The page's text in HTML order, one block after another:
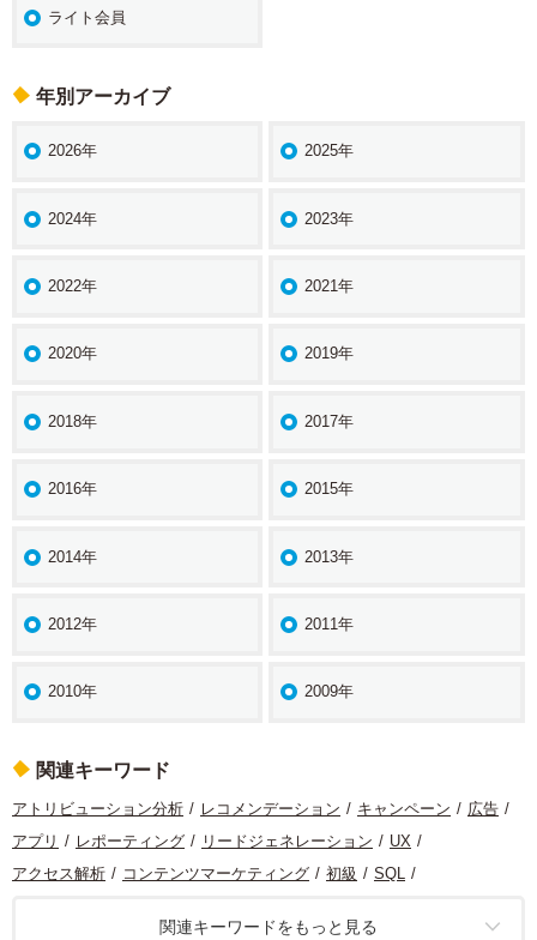
ライト会員
年別アーカイブ
2026年 2025年
2024年 2023年
2022年 2021年
2020年 2019年
2018年 2017年
2016年 2015年
2014年 2013年
2012年 2011年
2010年 2009年
関連キーワード
アトリビューション分析 レコメンデーション キャンペーン
広告
アプリ
レポーティング リードジェネレーション
UX
アクセス解析
コンテンツマーケティング 初級
SQL
関連キーワードをもっと見る